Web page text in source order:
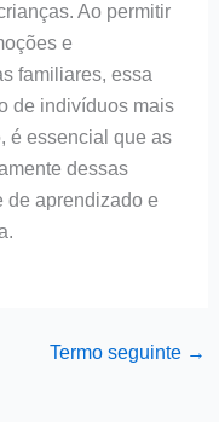
Ao permitir
e
familiares, essa
de indivíduos mais
é essencial que as
dessas
de aprendizado e
Termo seguinte →